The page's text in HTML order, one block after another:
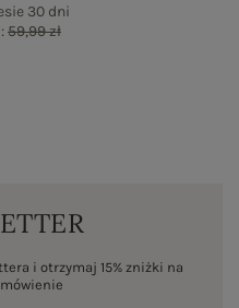
30 dni
59,99 zł
i otrzymaj 15% zniżki na